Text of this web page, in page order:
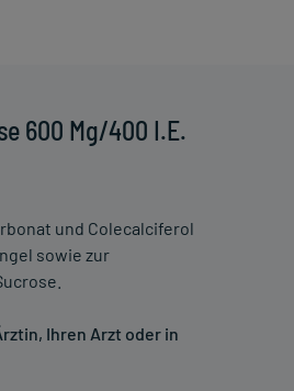
600 Mg/400 I.E.
und Colecalciferol
sowie zur
Ihren Arzt oder in